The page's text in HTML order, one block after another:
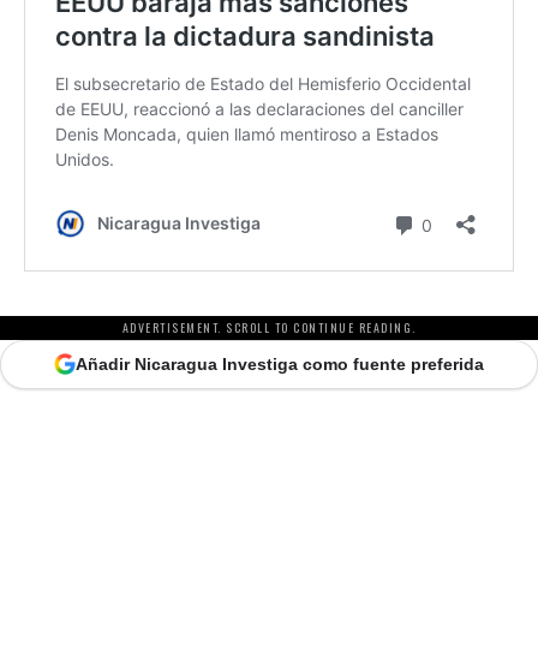
ADVERTISEMENT. SCROLL TO CONTINUE READING.
Añadir Nicaragua Investiga como fuente preferida